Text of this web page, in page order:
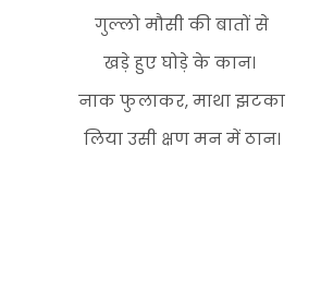
गुल्लो मौसी की बातों से
खड़े हुए घोड़े के कान।
नाक फुलाकर, माथा झटका
लिया उसी क्षण मन में ठान।